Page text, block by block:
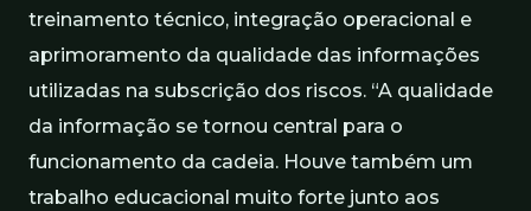
treinamento técnico, integração operacional e
aprimoramento da qualidade das informações
utilizadas na subscrição dos riscos. “A qualidade
da informação se tornou central para o
funcionamento da cadeia. Houve também um
trabalho educacional muito forte junto aos